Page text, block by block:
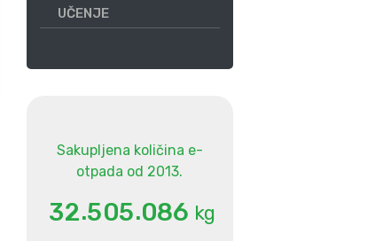
UČENJE
Sakupljena količina e-
otpada od 2013.
32.505.086 kg